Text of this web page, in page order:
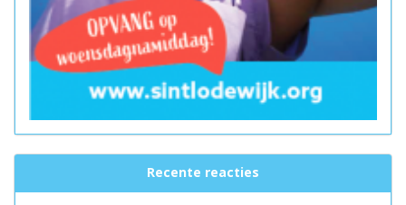
Recente reacties